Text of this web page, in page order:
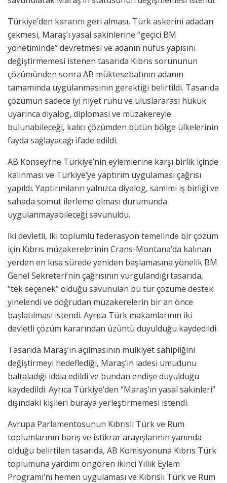
Türkiye’den kararını geri alması, Türk askerini adadan
çekmesi, Maraş’ı yasal sakinlerine “geçici BM
yönetiminde” devretmesi ve adanın nüfus yapısını
değiştirmemesi istenen tasarıda Kıbrıs sorununun
çözümünden sonra AB müktesebatının adanın
tamamında uygulanmasının gerektiği belirtildi. Tasarıda
çözümün sadece iyi niyet ruhu ve uluslararası hukuk
uyarınca diyalog, diplomasi ve müzakereyle
bulunabileceği, kalıcı çözümden bütün bölge ülkelerinin
fayda sağlayacağı ifade edildi.
AB Konseyi’ne Türkiye’nin eylemlerine karşı birlik içinde
kalınması ve Türkiye’ye yaptırım uygulaması çağrısı
yapıldı. Yaptırımların yalnızca diyalog, samimi iş birliği ve
sahada somut ilerleme olması durumunda
uygulanmayabileceği savunuldu.
İki devletli, iki toplumlu federasyon temelinde bir çözüm
için Kıbrıs müzakerelerinin Crans-Montana’da kalınan
yerden en kısa sürede yeniden başlamasına yönelik BM
Genel Sekreteri’nin çağrısının vurgulandığı tasarıda,
“tek seçenek” olduğu savunulan bu tür çözüme destek
yinelendi ve doğrudan müzakerelerin bir an önce
başlatılması istendi. Ayrıca Türk makamlarının iki
devletli çözüm kararından üzüntü duyulduğu kaydedildi.
Tasarıda Maraş’ın açılmasının mülkiyet sahipliğini
değiştirmeyi hedeflediği, Maraş’ın iadesi umudunu
baltaladığı iddia edildi ve bundan endişe duyulduğu
kaydedildi. Ayrıca Türkiye’den “Maraş’ın yasal sakinleri”
dışındaki kişileri buraya yerleştirmemesi istendi.
Avrupa Parlamentosunun Kıbrıslı Türk ve Rum
toplumlarının barış ve istikrar arayışlarının yanında
olduğu belirtilen tasarıda, AB Komisyonuna Kıbrıs Türk
toplumuna yardımı öngören ikinci Yıllık Eylem
Programı’nı hemen uygulaması ve Kıbrıslı Türk ve Rum